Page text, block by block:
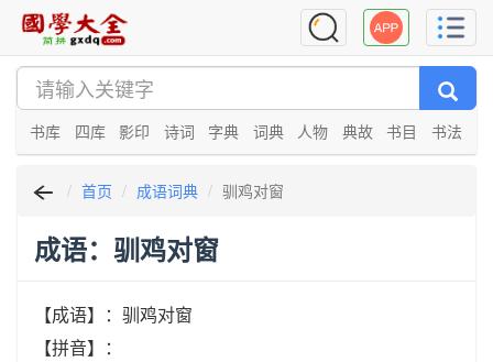
书库 四库 影印 诗词 字典 词典 人物 典故 书目 书法
首页 成语词典 驯鸡对窗
成语：驯鸡对窗
【成语】：驯鸡对窗
【拼音】：